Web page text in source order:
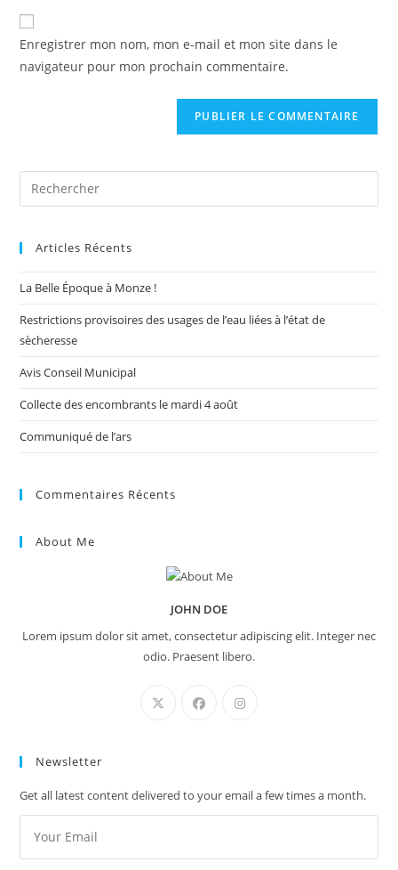
comment
de
votre
(facultatif)
Enregistrer mon nom, mon e-mail et mon site dans le
navigateur pour mon prochain commentaire.
Articles Récents
La Belle Époque à Monze !
Restrictions provisoires des usages de l’eau liées à l’état de
sècheresse
Avis Conseil Municipal
Collecte des encombrants le mardi 4 août
Communiqué de l’ars
Commentaires Récents
About Me
JOHN DOE
Lorem ipsum dolor sit amet, consectetur adipiscing elit. Integer nec
odio. Praesent libero.
Newsletter
Get all latest content delivered to your email a few times a month.